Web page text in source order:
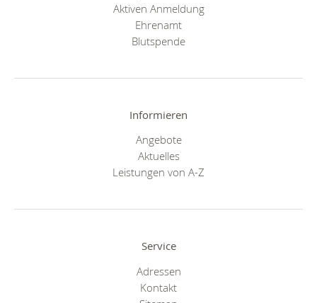
Aktiven Anmeldung
Ehrenamt
Blutspende
Informieren
Angebote
Aktuelles
Leistungen von A-Z
Service
Adressen
Kontakt